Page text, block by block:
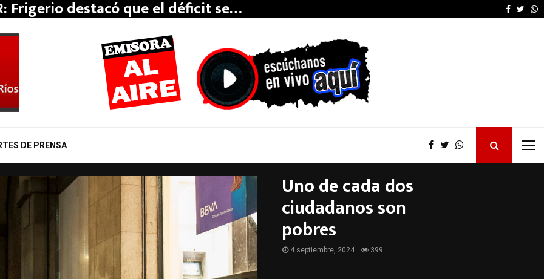
Frigerio destacó que el déficit se… La provincia
DE PRENSA
Uno de cada dos
ciudadanos son
pobres
4 septiembre, 2024 399